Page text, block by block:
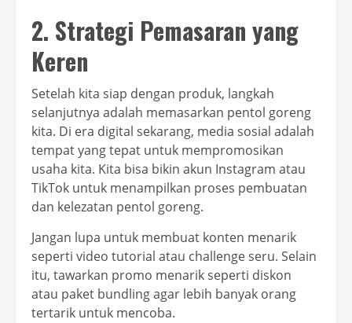
2. Strategi Pemasaran yang
Keren
Setelah kita siap dengan produk, langkah
selanjutnya adalah memasarkan pentol goreng
kita. Di era digital sekarang, media sosial adalah
tempat yang tepat untuk mempromosikan
usaha kita. Kita bisa bikin akun Instagram atau
TikTok untuk menampilkan proses pembuatan
dan kelezatan pentol goreng.
Jangan lupa untuk membuat konten menarik
seperti video tutorial atau challenge seru. Selain
itu, tawarkan promo menarik seperti diskon
atau paket bundling agar lebih banyak orang
tertarik untuk mencoba.